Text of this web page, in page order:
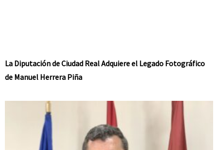
La Diputación de Ciudad Real Adquiere el Legado Fotográfico
de Manuel Herrera Piña